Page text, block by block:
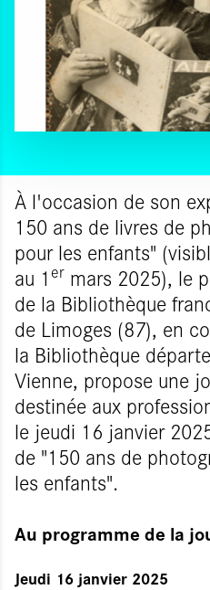
À l'occasion de son
150 ans de livres de
pour les enfants"
au 1 er mars 2025), le
de la Bibliothèque
de Limoges (87), en
la Bibliothèque
Vienne, propose une
destinée aux
le jeudi 16 janvier
de "150 ans de
les enfants".
Au programme de la
Jeudi 16 janvier 2025